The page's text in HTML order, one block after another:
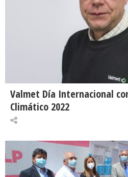
Valmet Día Internacional
Climático 2022